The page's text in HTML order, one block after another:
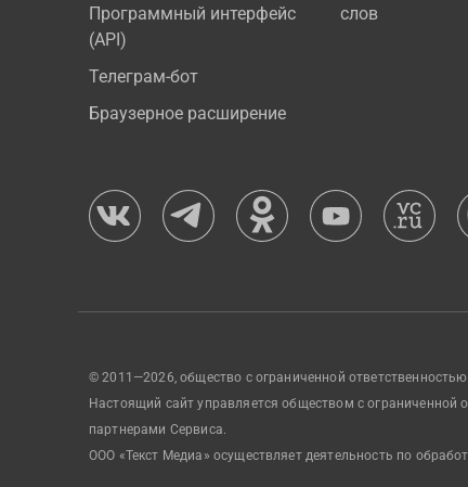
Программный интерфейс
(API)
Телеграм-бот
Браузерное расширение
слов
© 2011—2026, общество с ограниченной
Настоящий сайт управляется обществом с
партнерами Сервиса.
ООО «Текст Медиа» осуществляет деятельность по